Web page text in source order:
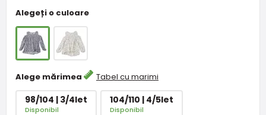
Alegeți o culoare
Alege mărimea Tabel cu marimi
98/104 | 3/4let
Disponibil
104/110 | 4/5let
Disponibil